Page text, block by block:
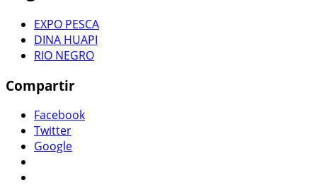
EXPO PESCA
DINA HUAPI
RIO NEGRO
Compartir
Facebook
Twitter
Google